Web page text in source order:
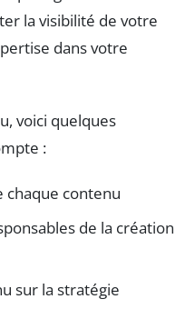
la visibilité de votre
dans votre
voici quelques
:
chaque contenu
de la création
sur la stratégie